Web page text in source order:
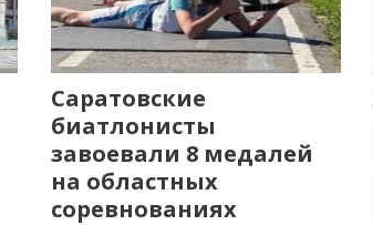
Саратовские
биатлонисты
завоевали 8 медалей
на областных
соревнованиях